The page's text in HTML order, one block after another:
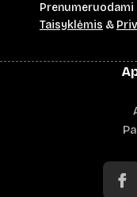
Taisyklėmis &